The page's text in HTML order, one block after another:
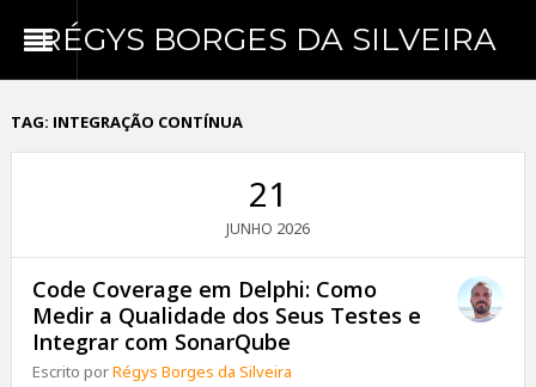
RÉGYS BORGES DA SILVEIRA
TAG: INTEGRAÇÃO CONTÍNUA
21
JUNHO 2026
Code Coverage em Delphi: Como
Medir a Qualidade dos Seus Testes e
Integrar com SonarQube
Escrito porRégys Borges da Silveira